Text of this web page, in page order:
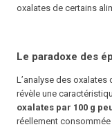
oxalates de certains
Le paradoxe des
L’analyse des
révèle une
oxalates par 100 g
réellement